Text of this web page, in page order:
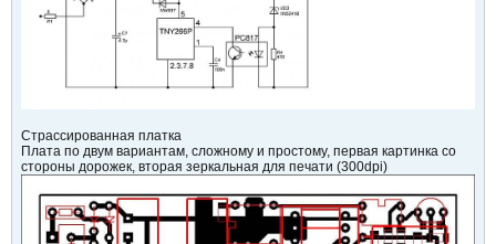
Страссированная платка
Плата по двум вариантам, сложному и простому, первая картинка со
стороны дорожек, вторая зеркальная для печати (300dpi)